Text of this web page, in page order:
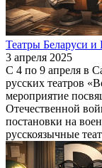
Театры Беларуси и
3 апреля 2025
С 4 по 9 апреля в
русских театров
мероприятие
Отечественной
постановки на
русскоязычные